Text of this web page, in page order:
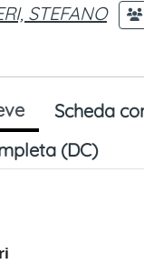
STEFANO
Scheda
(DC)